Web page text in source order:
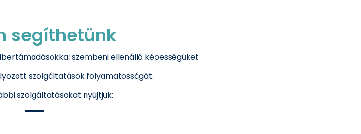
segíthetünk
szembeni ellenálló képességüket
szolgáltatások folyamatosságát.
szolgáltatásokat nyújtjuk: